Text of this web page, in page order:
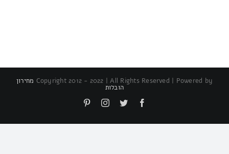
Copyright 2012 - 2022 | All Rights Reserved | Powered by מחירון
הובלות
Facebook
Twitter
Instagram